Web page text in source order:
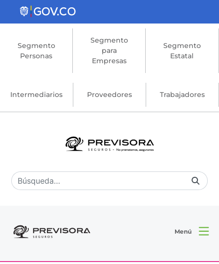
Saltar al contenido principal
Segmento
Personas
Segmento
para
Empresas
Segmento
Estatal
Intermediarios Proveedores Trabajadores
Menú